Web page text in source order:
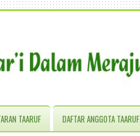
TAARUF DAFTAR ANGGOTA TAARUF